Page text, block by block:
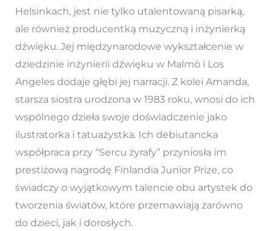
Helsinkach, jest nie tylko utalentowaną pisarką,
ale również producentką muzyczną i inżynierką
dźwięku. Jej międzynarodowe wykształcenie w
dziedzinie inżynierii dźwięku w Malmö i Los
Angeles dodaje głębi jej narracji. Z kolei Amanda,
starsza siostra urodzona w 1983 roku, wnosi do ich
wspólnego dzieła swoje doświadczenie jako
ilustratorka i tatuażystka. Ich debiutancka
współpraca przy “Sercu żyrafy” przyniosła im
prestiżową nagrodę Finlandia Junior Prize, co
świadczy o wyjątkowym talencie obu artystek do
tworzenia światów, które przemawiają zarówno
do dzieci, jak i dorosłych.